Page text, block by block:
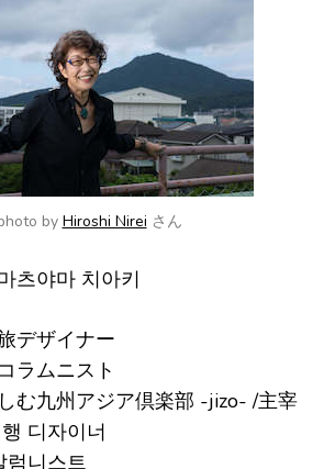
by Hiroshi Nirei さん
츠야마 치아키
デザイナー
ラムニスト
む九州アジア倶楽部 -jizo- /主宰
디자이너
니스트